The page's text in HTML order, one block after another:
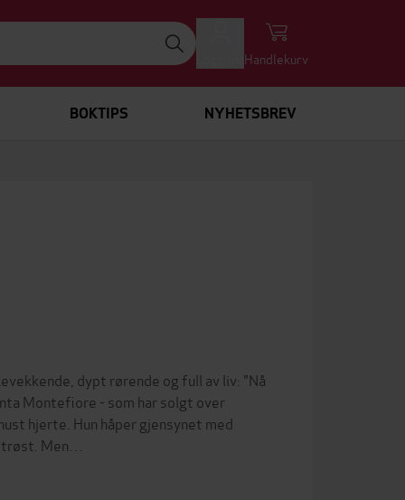
Handlekurv
BOKTIPS NYHETSBREV
dypt rørende og full av liv: "Nå
Montefiore - som har solgt over
hjerte. Hun håper gjensynet med
Men…